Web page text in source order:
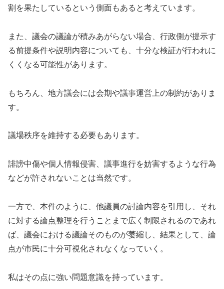
割を果たしているという側面もあると考えています。
また、議会の議論が積みあがらない場合、行政側が提示す
る前提条件や説明内容についても、十分な検証が行われに
くくなる可能性があります。
もちろん、地方議会には会期や議事運営上の制約がありま
す。
議場秩序を維持する必要もあります。
誹謗中傷や個人情報侵害、議事進行を妨害するような行為
などが許されないことは当然です。
一方で、本件のように、他議員の討論内容を引用し、それ
に対する論点整理を行うことまで広く制限されるのであれ
ば、議会における議論そのものが萎縮し、結果として、論
点が市民に十分可視化されなくなっていく。
私はその点に強い問題意識を持っています。